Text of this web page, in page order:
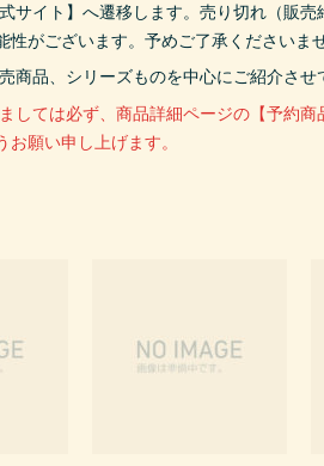
サイト】へ遷移します。売り切れ（販売
性がございます。予めご了承くださいませ
商品、シリーズものを中心にご紹介させ
しては必ず、商品詳細ページの【予約商
お願い申し上げます。